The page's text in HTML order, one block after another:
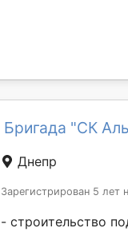
Бригада "СК
Днепр
Зарегистрирован 5 лет
- строительство